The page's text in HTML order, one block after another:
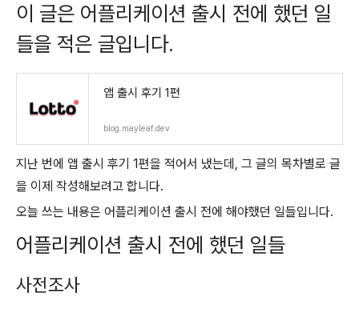
이 글은 어플리케이션 출시 전에 했던 일
들을 적은 글입니다.
앱 출시 후기 1편
blog.mayleaf.dev
지난 번에 앱 출시 후기 1편을 적어서 냈는데, 그 글의 목차별로 글
을 이제 작성해보려고 합니다.
오늘 쓰는 내용은 어플리케이션 출시 전에 해야했던 일들입니다.
어플리케이션 출시 전에 했던 일들
사전조사